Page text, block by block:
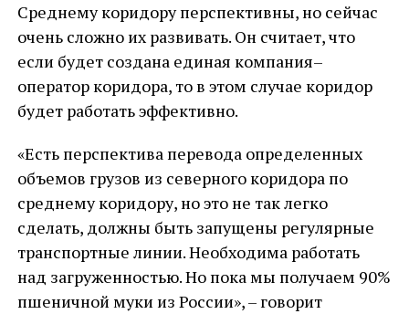
Среднему коридору перспективны, но сейчас
очень сложно их развивать. Он считает, что
если будет создана единая компания–
оператор коридора, то в этом случае коридор
будет работать эффективно.
«Есть перспектива перевода определенных
объемов грузов из северного коридора по
среднему коридору, но это не так легко
сделать, должны быть запущены регулярные
транспортные линии. Необходима работать
над загруженностью. Но пока мы получаем 90%
пшеничной муки из России», – говорит